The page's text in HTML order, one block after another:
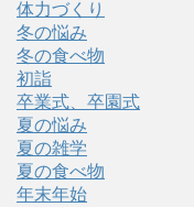
体力づくり
冬の悩み
冬の食べ物
初詣
卒業式、卒園式
夏の悩み
夏の雑学
夏の食べ物
年末年始